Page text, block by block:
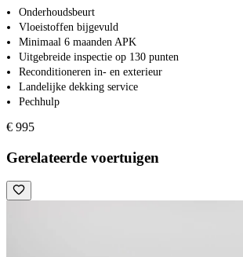
Onderhoudsbeurt
Vloeistoffen bijgevuld
Minimaal 6 maanden APK
Uitgebreide inspectie op 130 punten
Reconditioneren in- en exterieur
Landelijke dekking service
Pechhulp
€ 995
Gerelateerde voertuigen